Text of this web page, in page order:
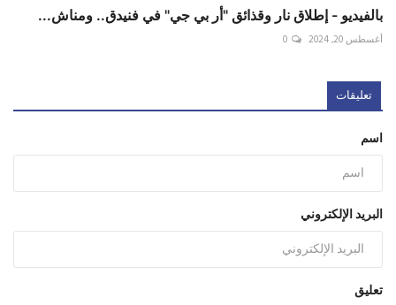
بالفيديو - إطلاق نار وقذائق "أر بي جي" في فنيدق.. ومناش...
أغسطس 20, 2024 0
تعليقات
اسم
البريد الإلكتروني
تعليق